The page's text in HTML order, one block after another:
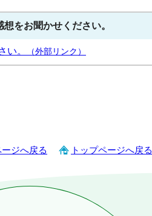
をお聞かせください。
い。 （外部リンク）
ジへ戻る トップページへ戻る